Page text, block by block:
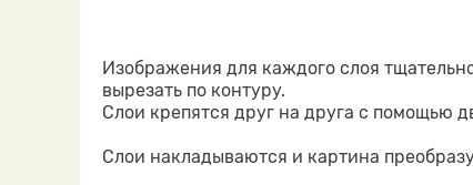
Изображения для каждого слоя
вырезать по контуру.
Слои крепятся друг на друга с помощью
Слои накладываются и картина